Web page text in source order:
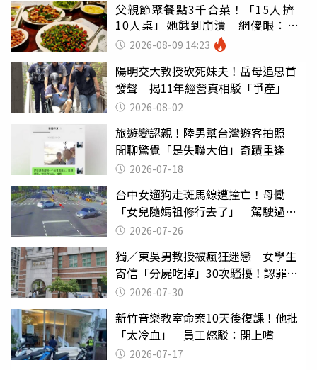
父親節聚餐點3千合菜！「15人擠
10人桌」她餓到崩潰 網傻眼：讓
店家看笑話
2026-08-09 14:23
陽明交大教授砍死妹夫！岳母追思首
發聲 揭11年經營真相駁「爭產」
2026-08-02
旅遊變認親！陸男幫台灣遊客拍照
閒聊驚覺「是失聯大伯」奇蹟重逢
2026-07-18
台中女遛狗走斑馬線遭撞亡！母慟
「女兒隨媽祖修行去了」 駕駛過失
致死判9月
2026-07-26
獨／東吳男教授被瘋狂迷戀 女學生
寄信「分屍吃掉」30次騷擾！認罪免
關 2026-07-30
新竹音樂教室命案10天後復課！他批
「太冷血」 員工怒駁：閉上嘴
2026-07-17